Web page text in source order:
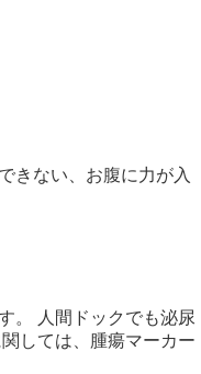
きない、お腹に力が入
。 人間ドックでも泌尿
しては、腫瘍マーカー